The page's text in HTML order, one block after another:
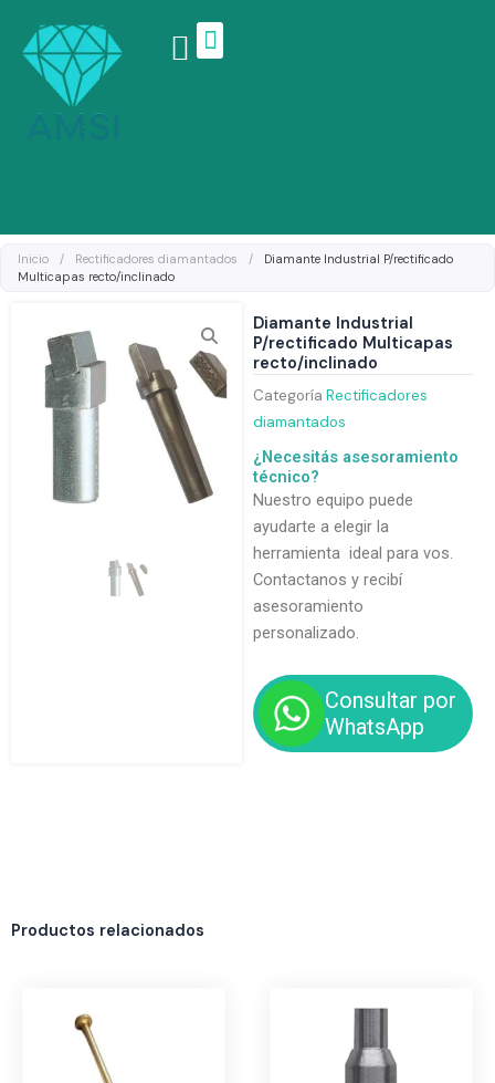
contenido
Inicio / Rectificadores diamantados /
Diamante Industrial P/rectificado
Multicapas recto/inclinado
Diamante Industrial
P/rectificado Multicapas
recto/inclinado
Categoría Rectificadores
diamantados
¿Necesitás asesoramiento
técnico?
Nuestro equipo puede
ayudarte a elegir la
herramienta ideal para vos.
Contactanos y recibí
asesoramiento
personalizado.
Consultar por
WhatsApp
Productos relacionados